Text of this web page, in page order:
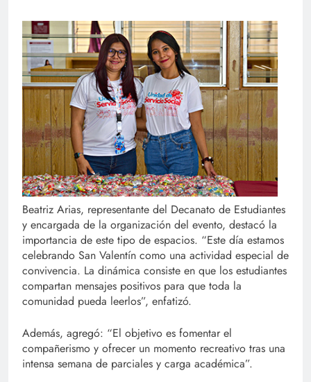
Beatriz Arias, representante del Decanato de Estudiantes
y encargada de la organización del evento, destacó la
importancia de este tipo de espacios. “Este día estamos
celebrando San Valentín como una actividad especial de
convivencia. La dinámica consiste en que los estudiantes
compartan mensajes positivos para que toda la
comunidad pueda leerlos”, enfatizó.
Además, agregó: “El objetivo es fomentar el
compañerismo y ofrecer un momento recreativo tras una
intensa semana de parciales y carga académica”.